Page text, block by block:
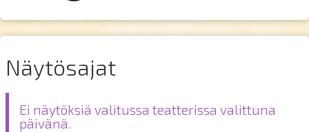
Näytösajat
Ei näytöksiä valitussa teatterissa valittuna
päivänä.